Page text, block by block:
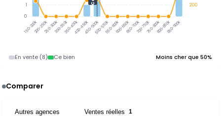
150-200k200-250k250-300k300-350k350-400k400-450k450-500k500-550k550-600k600-650k650-700k700-750k750-800k800-850k850-900k
200
1
0
En vente (8) Ce bien Moins cher que 50%
Comparer
Autres agences Ventes réelles 1